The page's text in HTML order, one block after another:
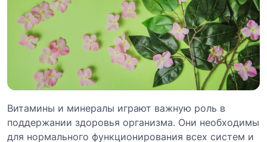
Витамины и минералы играют важную роль в
поддержании здоровья организма. Они необходимы
для нормального функционирования всех систем и